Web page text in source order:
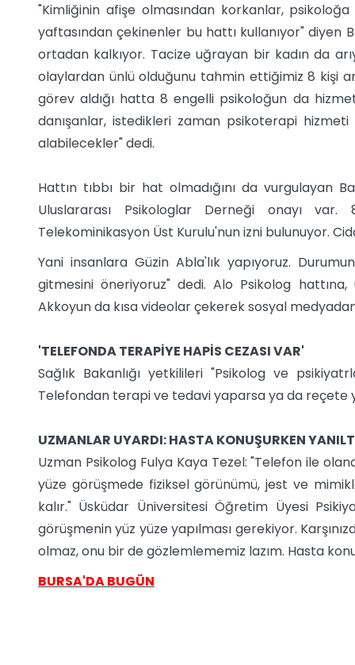
"Kimliğinin afişe olmasından korkanlar,
yaftasından çekinenler bu hattı kullanıyor" diyen
ortadan kalkıyor. Tacize uğrayan bir kadın da
olaylardan ünlü olduğunu tahmin ettiğimiz 8 kişi
görev aldığı hatta 8 engelli psikoloğun da
danışanlar, istedikleri zaman psikoterapi
alabilecekler" dedi.
Hattın tıbbı bir hat olmadığını da vurgulayan
Uluslararası Psikologlar Derneği onayı
Telekominikasyon Üst Kurulu'nun izni bulunuyor.
Yani insanlara Güzin Abla'lık yapıyoruz.
gitmesini öneriyoruz" dedi. Alo Psikolog
Akkoyun da kısa videolar çekerek sosyal
'TELEFONDA TERAPİYE HAPİS CEZASI VAR'
Sağlık Bakanlığı yetkilileri "Psikolog ve
Telefondan terapi ve tedavi yaparsa ya da reçete
UZMANLAR UYARDI: HASTA KONUŞURKEN
Uzman Psikolog Fulya Kaya Tezel: "Telefon ile
yüze görüşmede fiziksel görünümü, jest ve
kalır." Üsküdar Üniversitesi Öğretim Üyesi
görüşmenin yüz yüze yapılması gerekiyor.
olmaz, onu bir de gözlemlememiz lazım. Hasta
BURSA'DA BUGÜN